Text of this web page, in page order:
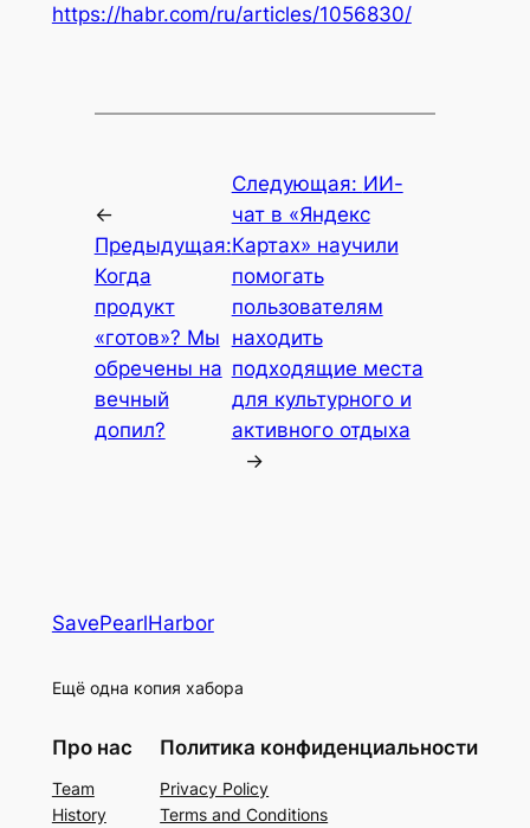
https://habr.com/ru/articles/1056830/
←
Предыдущая:
Когда
продукт
«готов»? Мы
обречены на
вечный
допил?
Следующая: ИИ-
чат в «Яндекс
Картах» научили
помогать
пользователям
находить
подходящие места
для культурного и
активного отдыха
→
SavePearlHarbor
Ещё одна копия хабора
Про нас
Team
History
Политика конфиденциальности
Privacy Policy
Terms and Conditions